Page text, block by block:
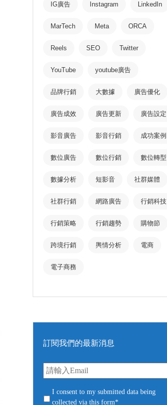
IG廣告 Instagram LinkedIn
MarTech Meta ORCA
Reels SEO Twitter
YouTube youtube廣告
品牌行銷 大數據 廣告優化
廣告成效 廣告更新 廣告設定
影音廣告 影音行銷 成功案例
數位廣告 數位行銷 數位轉型
數據分析 短影音 社群媒體
社群行銷 網路廣告 行銷科技
行銷策略 行銷趨勢 購物節
跨境行銷 輿情分析 電商
電子商務
訂閱我們的最新消息
E
m
a
lo
I consent to my submitted data being
collected via this form*